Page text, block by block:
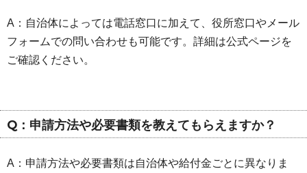
A：自治体によっては電話窓口に加えて、役所窓口やメール
フォームでの問い合わせも可能です。詳細は公式ページを
ご確認ください。
Q：申請方法や必要書類を教えてもらえますか？
A：申請方法や必要書類は自治体や給付金ごとに異なりま